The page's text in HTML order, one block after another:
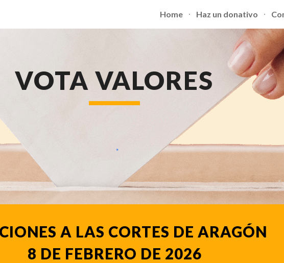
Skip to navigation
Home Haz un donativo
VOTA VALORES
A LAS CORTES DE ARAGÓN
8 DE FEBRERO DE 2026